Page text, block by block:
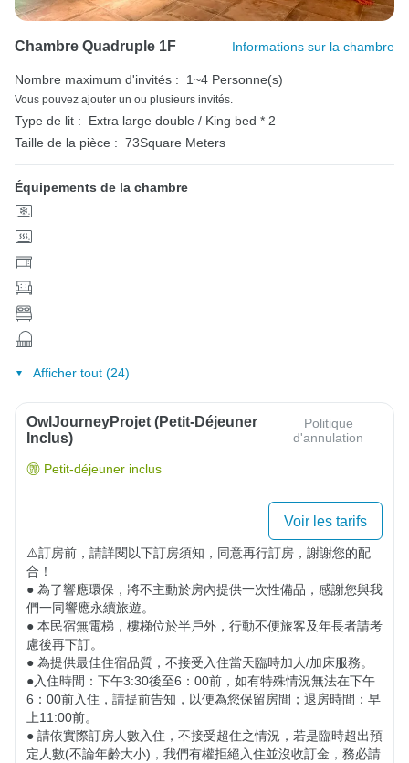
Chambre Quadruple 1F Informations sur la chambre
Nombre maximum d'invités : 1~4 Personne(s)
Vous pouvez ajouter un ou plusieurs invités.
Type de lit :
Extra large double / King bed * 2
Taille de la pièce : 73Square Meters
Équipements de la chambre
Afficher tout (24)
OwlJourneyProjet (petit-Déjeuner
Inclus)
Politique
d'annulation
Petit-déjeuner inclus
Voir les tarifs
⚠️訂房前，請詳閱以下訂房須知，同意再行訂房，謝謝您的配
合！
● 為了響應環保，將不主動於房內提供一次性備品，感謝您與我
們一同響應永續旅遊。
● 本民宿無電梯，樓梯位於半戶外，行動不便旅客及年長者請考
慮後再下訂。
● 為提供最佳住宿品質，不接受入住當天臨時加人/加床服務。
●入住時間：下午3:30後至6：00前，如有特殊情況無法在下午
6：00前入住，請提前告知，以便為您保留房間；退房時間：早
上11:00前。
● 請依實際訂房人數入住，不接受超住之情況，若是臨時超出預
定人數(不論年齡大小)，我們有權拒絕入住並沒收訂金，務必請